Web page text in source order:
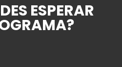
ESPERAR